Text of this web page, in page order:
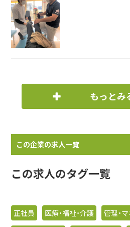
もっとみ
この企業の求人一覧
この求人のタグ一覧
正社員 医療・福祉・介護
管理・